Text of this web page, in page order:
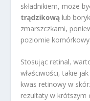
składnikiem, może
trądzikową lub
zmarszczkami,
poziomie
Stosując retinal,
właściwości, takie
kwas retinowy w
rezultaty w krótszym